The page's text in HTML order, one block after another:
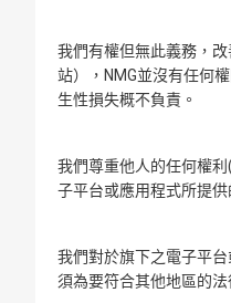
我們有權但無此義務，
站），NMG並沒有任何
生性損失概不負責。
我們尊重他人的任何權
子平台或應用程式所提
我們對於旗下之電子平
須為要符合其他地區的